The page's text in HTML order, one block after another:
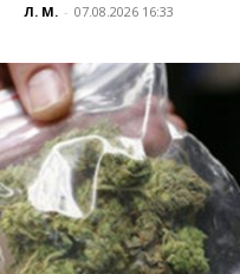
Л. М. - 07.08.2026 16:33